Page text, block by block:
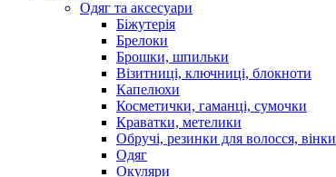
Oдяг та аксесуари
Біжутерія
Брелоки
Брошки, шпильки
Візитниці, ключниці, блокноти
Капелюхи
Косметички, гаманці, сумочки
Краватки, метелики
Обручі, резинки для волосся, вінки
Одяг
Окуляри